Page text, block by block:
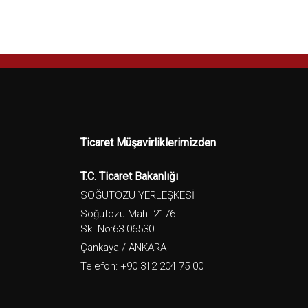
Ticaret Müşavirliklerimizden
T.C. Ticaret Bakanlığı
SÖĞÜTÖZÜ YERLEŞKESİ
Söğütözü Mah. 2176.
Sk. No:63 06530
Çankaya / ANKARA
Telefon: +90 312 204 75 00